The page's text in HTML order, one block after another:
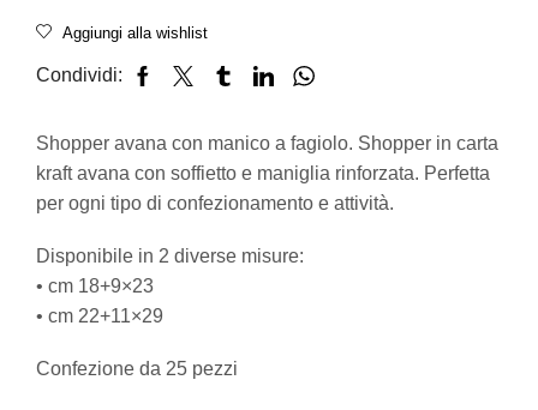
Aggiungi alla wishlist
Condividi:
Shopper avana con manico a fagiolo. Shopper in carta
kraft avana con soffietto e maniglia rinforzata. Perfetta
per ogni tipo di confezionamento e attività.
Disponibile in 2 diverse misure:
• cm 18+9×23
• cm 22+11×29
Confezione da 25 pezzi